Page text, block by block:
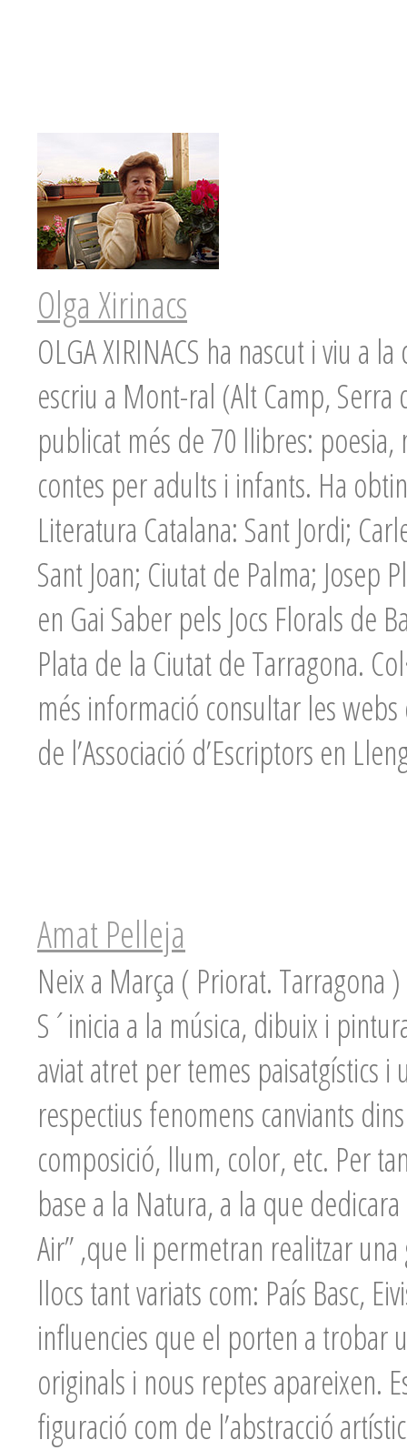
Olga Xirinacs
OLGA XIRINACS ha nascut i viu a
escriu a Mont-ral (Alt Camp,
publicat més de 70 llibres: poesia,
contes per adults i infants. Ha
Literatura Catalana: Sant Jordi;
Sant Joan; Ciutat de Palma; Josep
en Gai Saber pels Jocs Florals de
Plata de la Ciutat de Tarragona.
més informació consultar les
de l’Associació d’Escriptors en
Amat Pelleja
Neix a Marça ( Priorat. Tarragona
S´inicia a la música, dibuix i
aviat atret per temes paisatgístics
respectius fenomens canviants
composició, llum, color, etc. Per
base a la Natura, a la que
Air” ,que li permetran realitzar
llocs tant variats com: País Basc,
influencies que el porten a trobar
originals i nous reptes apareixen.
figuració com de l’abstracció